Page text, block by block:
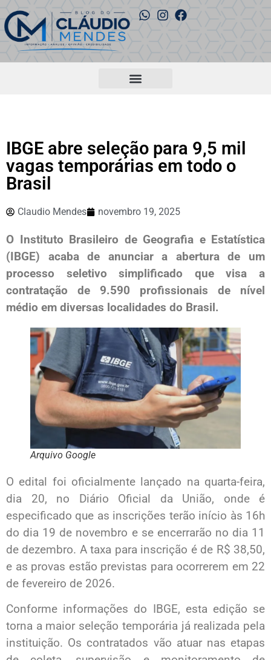
IBGE abre seleção para 9,5 mil
vagas temporárias em todo o
Brasil
Claudio Mendes novembro 19, 2025
O Instituto Brasileiro de Geografia e Estatística
(IBGE) acaba de anunciar a abertura de um
processo seletivo simplificado que visa a
contratação de 9.590 profissionais de nível
médio em diversas localidades do Brasil.
Arquivo Google
O edital foi oficialmente lançado na quarta-feira,
dia 20, no Diário Oficial da União, onde é
especificado que as inscrições terão início às 16h
do dia 19 de novembro e se encerrarão no dia 11
de dezembro. A taxa para inscrição é de R$ 38,50,
e as provas estão previstas para ocorrerem em 22
de fevereiro de 2026.
Conforme informações do IBGE, esta edição se
torna a maior seleção temporária já realizada pela
instituição. Os contratados vão atuar nas etapas